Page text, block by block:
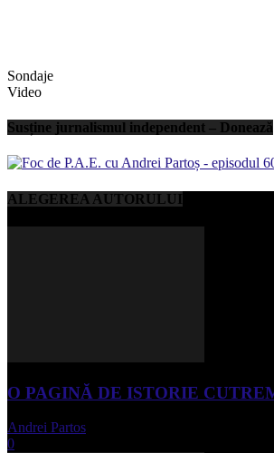
Sondaje
Video
Susține jurnalismul independent – Donează
ALEGEREA AUTORULUI
O PAGINĂ DE ISTORIE
Andrei Partos
0